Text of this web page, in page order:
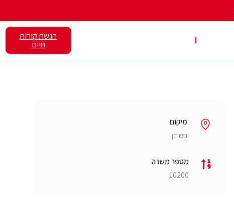
הגשת קורות
חיים
מיקום
גוש דן
מספר משרה
10200